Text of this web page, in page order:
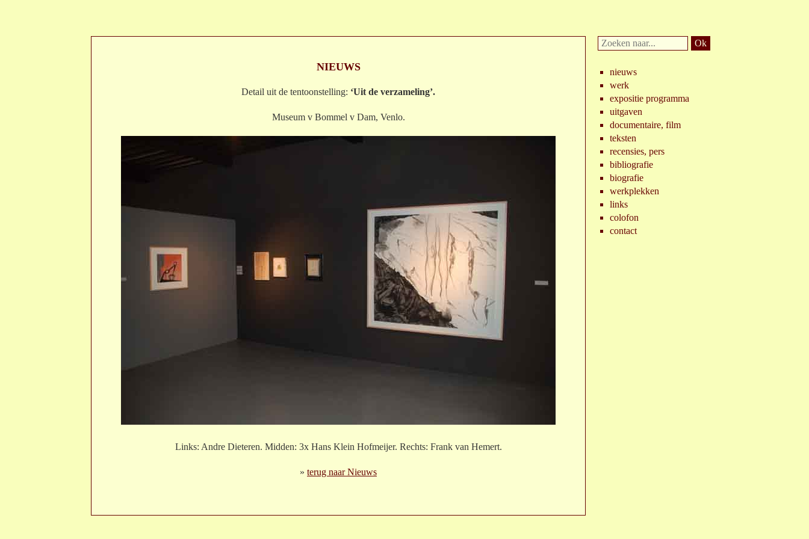
NIEUWS
Detail uit de tentoonstelling: ‘Uit de verzameling’.
Museum v Bommel v Dam, Venlo.
Links: Andre Dieteren. Midden: 3x Hans Klein Hofmeijer. Rechts: Frank van Hemert.
» terug naar Nieuws
Doorzoek
website:
nieuws
werk
expositie programma
uitgaven
documentaire, film
teksten
recensies, pers
bibliografie
biografie
werkplekken
links
colofon
contact